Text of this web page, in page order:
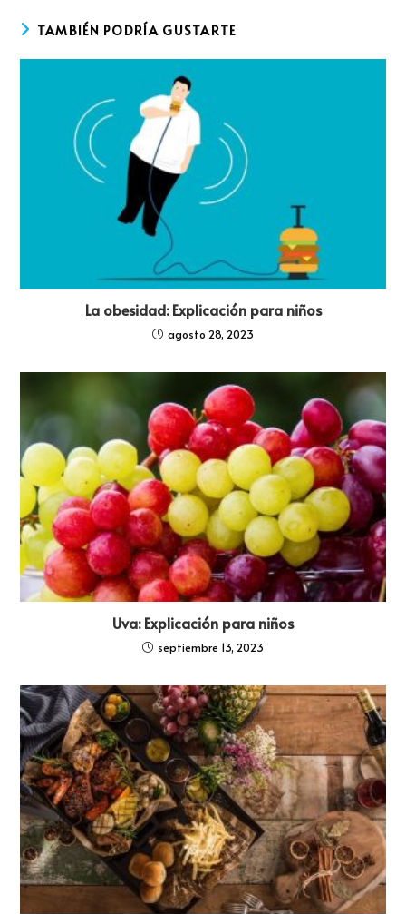
TAMBIÉN PODRÍA GUSTARTE
La obesidad: Explicación para niños
agosto 28, 2023
Uva: Explicación para niños
septiembre 13, 2023